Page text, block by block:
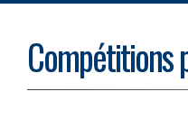
Compétitions